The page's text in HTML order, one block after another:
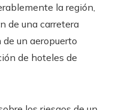
la región,
de una carretera
un aeropuerto
de hoteles de